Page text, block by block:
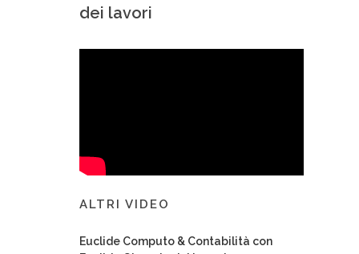
dei lavori
ALTRI VIDEO
Euclide Computo & Contabilità con